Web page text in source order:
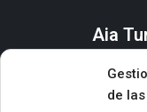
de
Aia
QUÉ HACER